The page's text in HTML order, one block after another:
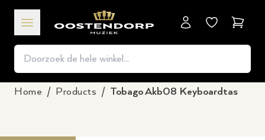
Home / Products / Tobago Akb08 Keyboardtas